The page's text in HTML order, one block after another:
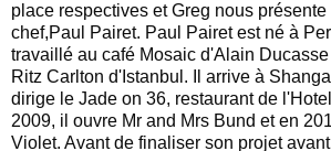
place respectives et Greg nous
chef,Paul Pairet. Paul Pairet est né à
travaillé au café Mosaic d'Alain
Ritz Carlton d'Istanbul. Il arrive à
dirige le Jade on 36, restaurant de
2009, il ouvre Mr and Mrs Bund et en
Violet. Avant de finaliser son projet